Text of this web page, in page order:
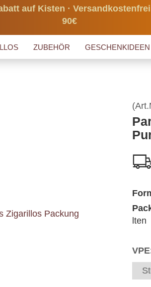
auf Kisten ·
90€
ZUBEHÖR GESCHENKIDEEN
lten